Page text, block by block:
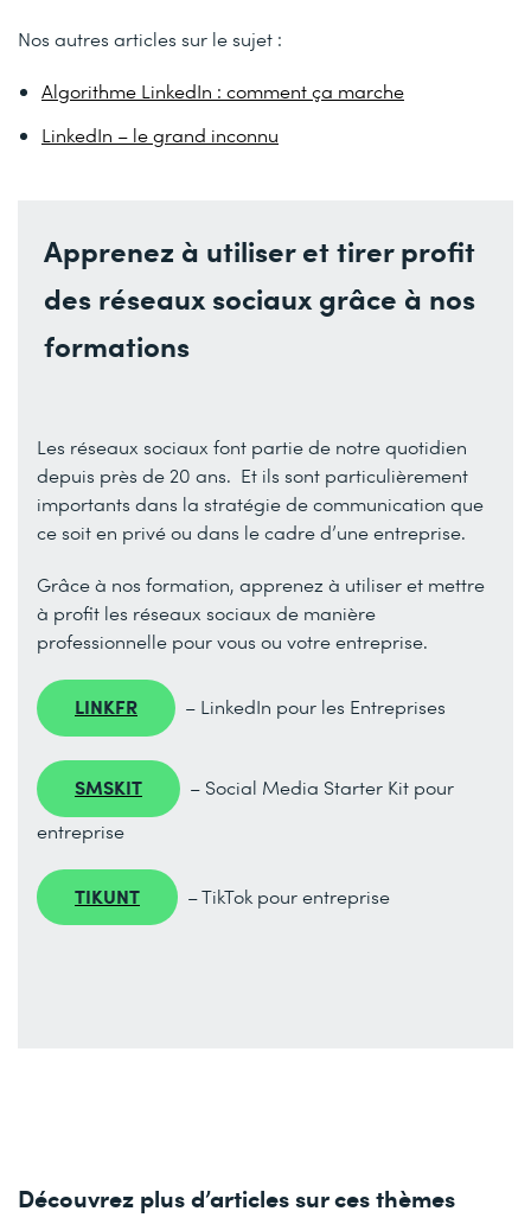
Nos autres articles sur le sujet :
Algorithme LinkedIn : comment ça marche
LinkedIn – le grand inconnu
Apprenez à utiliser et tirer profit
des réseaux sociaux grâce à nos
formations
Les réseaux sociaux font partie de notre quotidien
depuis près de 20 ans. Et ils sont particulièrement
importants dans la stratégie de communication que
ce soit en privé ou dans le cadre d’une entreprise.
Grâce à nos formation, apprenez à utiliser et mettre
à profit les réseaux sociaux de manière
professionnelle pour vous ou votre entreprise.
LINKFR – LinkedIn pour les Entreprises
SMSKIT
– Social Media Starter Kit pour
entreprise
TIKUNT – TikTok pour entreprise
Découvrez plus d’articles sur ces thèmes